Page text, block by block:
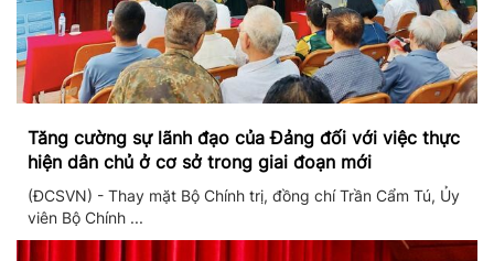
Tăng cường sự lãnh đạo của Đảng đối với việc thực
hiện dân chủ ở cơ sở trong giai đoạn mới
(ĐCSVN) - Thay mặt Bộ Chính trị, đồng chí Trần Cẩm Tú, Ủy
viên Bộ Chính ...